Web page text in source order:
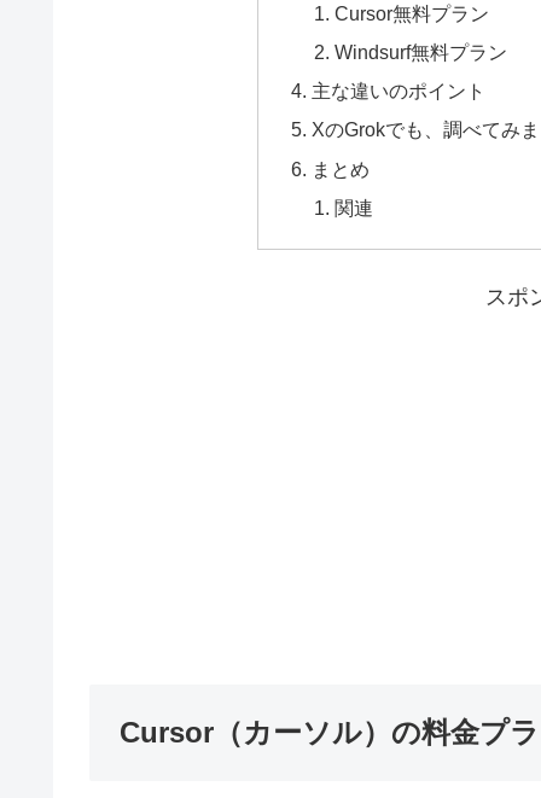
Cursor無料プラン
Windsurf無料プラン
主な違いのポイント
XのGrokでも、調べてみ
まとめ
関連
スポ
Cursor（カーソル）の料金プ